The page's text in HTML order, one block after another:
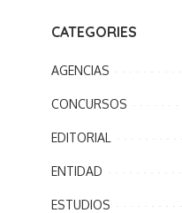
CATEGORIES
AGENCIAS
CONCURSOS
EDITORIAL
ENTIDAD
ESTUDIOS